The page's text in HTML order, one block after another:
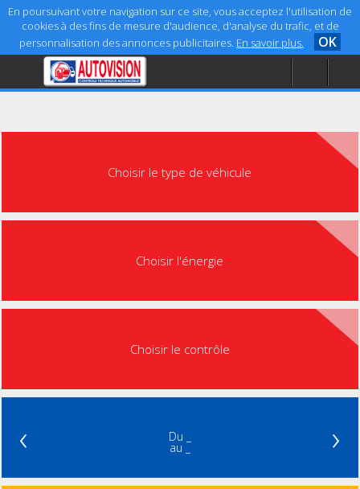
En poursuivant votre navigation sur ce site, vous acceptez l'utilisation de
cookies à des fins de mesure d'audience, d'analyse du trafic, et de
personnalisation des annonces publicitaires. En savoir plus. OK
Accueil
Aide
Choisir le type de véhicule
Choisir l'énergie
Choisir le contrôle
‹ Du _
au _ ›